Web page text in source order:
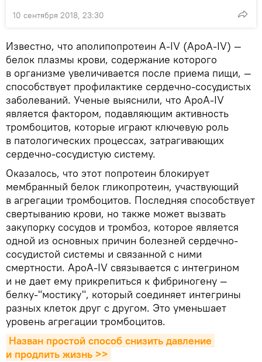
10 сентября 2018, 23:30
Известно, что аполипопротеин A-IV (ApoA-IV) —
белок плазмы крови, содержание которого
в организме увеличивается после приема пищи, —
способствует профилактике сердечно-сосудистых
заболеваний. Ученые выяснили, что ApoA-IV
является фактором, подавляющим активность
тромбоцитов, которые играют ключевую роль
в патологических процессах, затрагивающих
сердечно-сосудистую систему.
Оказалось, что этот попротеин блокирует
мембранный белок гликопротеин, участвующий
в агрегации тромбоцитов. Последняя способствует
свертыванию крови, но также может вызвать
закупорку сосудов и тромбоз, которое является
одной из основных причин болезней сердечно-
сосудистой системы и связанной с ними
смертности. ApoA-IV связывается с интегрином
и не дает ему прикрепиться к фибриногену —
белку-"мостику", который соединяет интегрины
разных клеток друг с другом. Это уменьшает
уровень агрегации тромбоцитов.
Назван простой способ снизить давление
и продлить жизнь >>